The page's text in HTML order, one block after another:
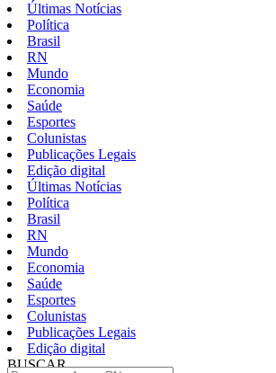
Últimas Notícias
Política
Brasil
RN
Mundo
Economia
Saúde
Esportes
Colunistas
Publicações Legais
Edição digital
Últimas Notícias
Política
Brasil
RN
Mundo
Economia
Saúde
Esportes
Colunistas
Publicações Legais
Edição digital
BUSCAR